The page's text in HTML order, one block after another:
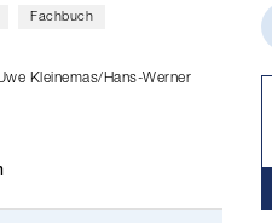
Fachbuch
Kleinemas/Hans-Werner